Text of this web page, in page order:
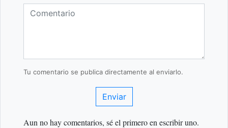
Tu comentario se publica directamente al enviarlo.
Enviar
Aun no hay comentarios, sé el primero en escribir uno.